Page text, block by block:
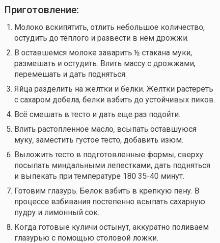
Приготовление:
Молоко вскипятить, отлить небольшое количество,
остудить до тёплого и развести в нём дрожжи.
В оставшемся молоке заварить ½ стакана муки,
размешать и остудить. Влить массу с дрожжами,
перемешать и дать подняться.
Яйца разделить на желтки и белки. Желтки растереть
с сахаром добела, белки взбить до устойчивых пиков.
Всё смешать в тесто и дать еще раз подойти.
Влить растопленное масло, всыпать оставшуюся
муку, заместить густое тесто, добавить изюм.
Выложить тесто в подготовленные формы, сверху
посыпать миндальными лепестками, дать подняться
и выпекать при температуре 180 35-40 минут.
Готовим глазурь. Белок взбить в крепкую пену. В
процессе взбивания постепенно всыпать сахарную
пудру и лимонный сок.
Когда готовые куличи остынут, аккуратно поливаем
глазурью с помощью столовой ложки.